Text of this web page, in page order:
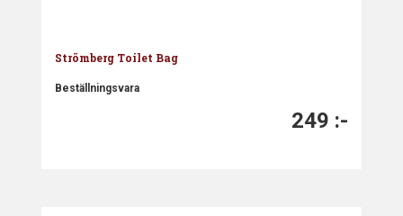
Strömberg Toilet Bag
Beställningsvara
249 :-